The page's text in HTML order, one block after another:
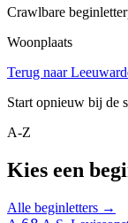
Crawlbare
Woonplaats
Terug naar
Start opnieuw bij de
A-Z
Kies een
Alle beginletters →